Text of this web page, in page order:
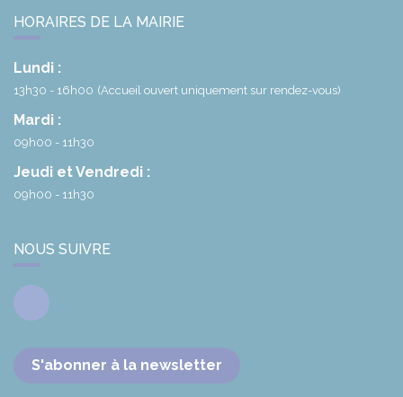
HORAIRES DE LA MAIRIE
Lundi :
13h30 - 16h00 (Accueil ouvert uniquement sur rendez-vous)
Mardi :
09h00 - 11h30
Jeudi et Vendredi :
09h00 - 11h30
NOUS SUIVRE
Facebook
S'abonner à la newsletter